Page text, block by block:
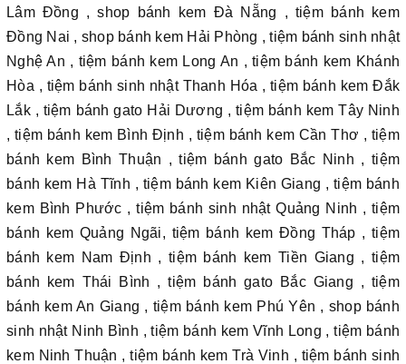
Lâm Đồng , shop bánh kem Đà Nẵng , tiệm bánh kem
Đồng Nai , shop bánh kem Hải Phòng , tiệm bánh sinh nhật
Nghệ An , tiệm bánh kem Long An , tiệm bánh kem Khánh
Hòa , tiệm bánh sinh nhật Thanh Hóa , tiệm bánh kem Đắk
Lắk , tiệm bánh gato Hải Dương , tiệm bánh kem Tây Ninh
, tiệm bánh kem Bình Định , tiệm bánh kem Cần Thơ , tiệm
bánh kem Bình Thuận , tiệm bánh gato Bắc Ninh , tiệm
bánh kem Hà Tĩnh , tiệm bánh kem Kiên Giang , tiệm bánh
kem Bình Phước , tiệm bánh sinh nhật Quảng Ninh , tiệm
bánh kem Quảng Ngãi, tiệm bánh kem Đồng Tháp , tiệm
bánh kem Nam Định , tiệm bánh kem Tiền Giang , tiệm
bánh kem Thái Bình , tiệm bánh gato Bắc Giang , tiệm
bánh kem An Giang , tiệm bánh kem Phú Yên , shop bánh
sinh nhật Ninh Bình , tiệm bánh kem Vĩnh Long , tiệm bánh
kem Ninh Thuận , tiệm bánh kem Trà Vinh , tiệm bánh sinh